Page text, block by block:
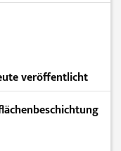
veröffentlicht